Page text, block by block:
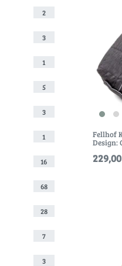
2
3
1
5
3
1
16
68
28
7
3
Fellhof
Design: